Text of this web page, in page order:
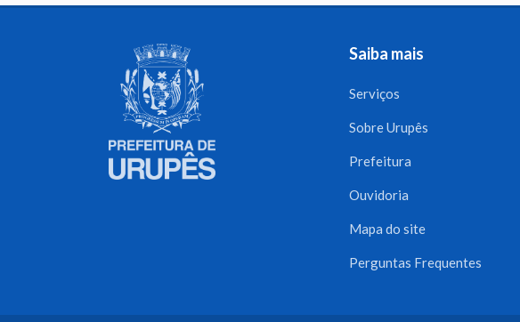
Saiba mais
Serviços
Sobre Urupês
Prefeitura
Ouvidoria
Mapa do site
Perguntas Frequentes